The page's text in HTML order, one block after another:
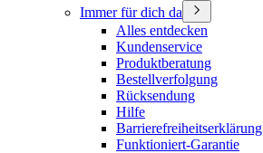
Immer für dich da
Alles entdecken
Kundenservice
Produktberatung
Bestellverfolgung
Rücksendung
Hilfe
Barrierefreiheitserklärung
Funktioniert-Garantie